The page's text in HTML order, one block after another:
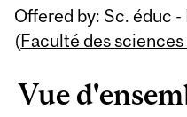
Offered by: Sc. éduc -
(Faculté des sciences
Vue